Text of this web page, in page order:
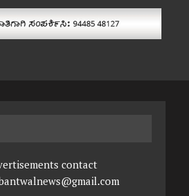
contact